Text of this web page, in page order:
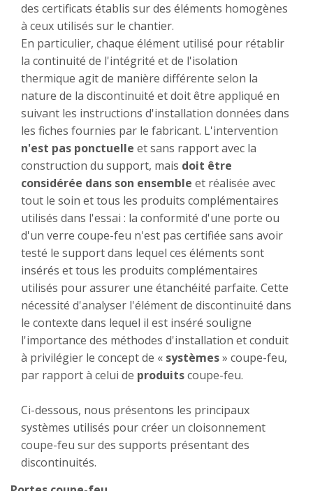
des certificats établis sur des éléments homogènes
à ceux utilisés sur le chantier.
En particulier, chaque élément utilisé pour rétablir
la continuité de l'intégrité et de l'isolation
thermique agit de manière différente selon la
nature de la discontinuité et doit être appliqué en
suivant les instructions d'installation données dans
les fiches fournies par le fabricant. L'intervention
n'est pas ponctuelle et sans rapport avec la
construction du support, mais doit être
considérée dans son ensemble et réalisée avec
tout le soin et tous les produits complémentaires
utilisés dans l'essai : la conformité d'une porte ou
d'un verre coupe-feu n'est pas certifiée sans avoir
testé le support dans lequel ces éléments sont
insérés et tous les produits complémentaires
utilisés pour assurer une étanchéité parfaite. Cette
nécessité d'analyser l'élément de discontinuité dans
le contexte dans lequel il est inséré souligne
l'importance des méthodes d'installation et conduit
à privilégier le concept de « systèmes» coupe-feu,
par rapport à celui de produitscoupe-feu.
Ci-dessous, nous présentons les principaux
systèmes utilisés pour créer un cloisonnement
coupe-feu sur des supports présentant des
discontinuités.